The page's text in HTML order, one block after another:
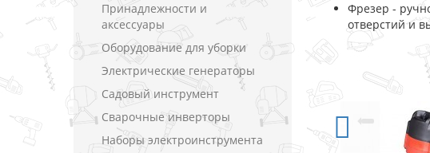
Принадлежности и
аксессуары
Оборудование для уборки
Электрические генераторы
Садовый инструмент
Сварочные инверторы
Наборы электроинструмента
Фрезер -
отверстий и